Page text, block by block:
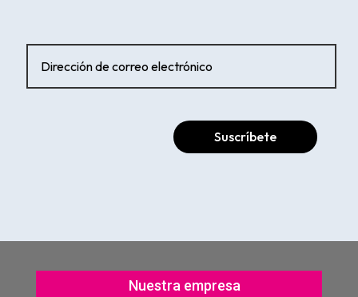
Suscríbete
Nuestra empresa